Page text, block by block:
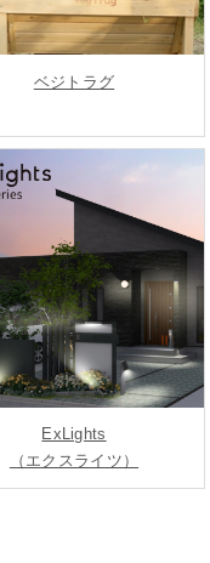
ベジトラグ
ExLights
（エクスライツ）